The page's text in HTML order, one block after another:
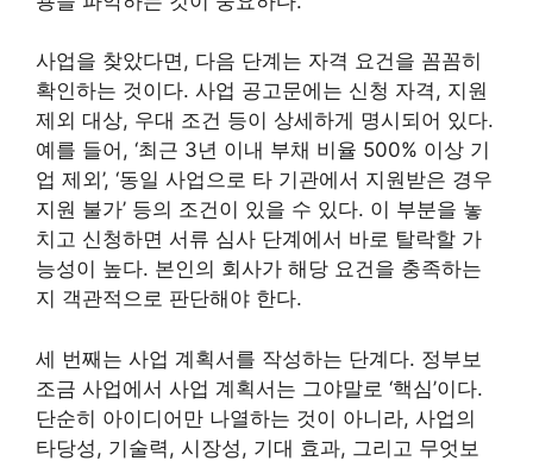
사업을 찾았다면, 다음 단계는 자격 요건을 꼼꼼히
확인하는 것이다. 사업 공고문에는 신청 자격, 지원
제외 대상, 우대 조건 등이 상세하게 명시되어 있다.
예를 들어, ‘최근 3년 이내 부채 비율 500% 이상 기
업 제외’, ‘동일 사업으로 타 기관에서 지원받은 경우
지원 불가’ 등의 조건이 있을 수 있다. 이 부분을 놓
치고 신청하면 서류 심사 단계에서 바로 탈락할 가
능성이 높다. 본인의 회사가 해당 요건을 충족하는
지 객관적으로 판단해야 한다.
세 번째는 사업 계획서를 작성하는 단계다. 정부보
조금 사업에서 사업 계획서는 그야말로 ‘핵심’이다.
단순히 아이디어만 나열하는 것이 아니라, 사업의
타당성, 기술력, 시장성, 기대 효과, 그리고 무엇보